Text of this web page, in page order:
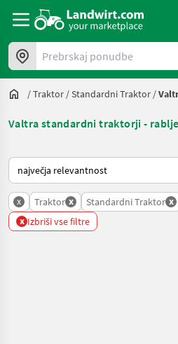
Prebrskaj ponudbe
/Traktor /Standardni Traktor /
Valtra standardni traktorji -
Tako je razvrščeno na Landwirt.com
x Traktor x Standardni Traktor x
x Izbriši vse filtre